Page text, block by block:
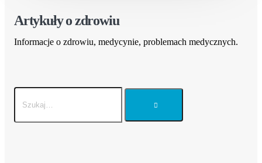
Artykuły o zdrowiu
Informacje o zdrowiu, medycynie, problemach medycznych.